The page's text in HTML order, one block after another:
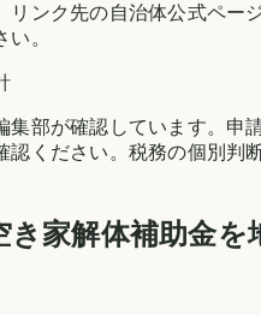
リンク先の自治体公式ペー
い。
集部が確認しています。申
認ください。税務の個別判
き家解体補助金を